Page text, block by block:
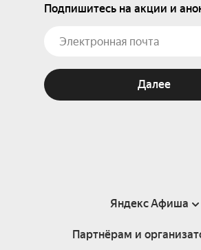
Подпишитесь на акции и
Далее
Яндекс Афиша
Справка
Партнёрам и